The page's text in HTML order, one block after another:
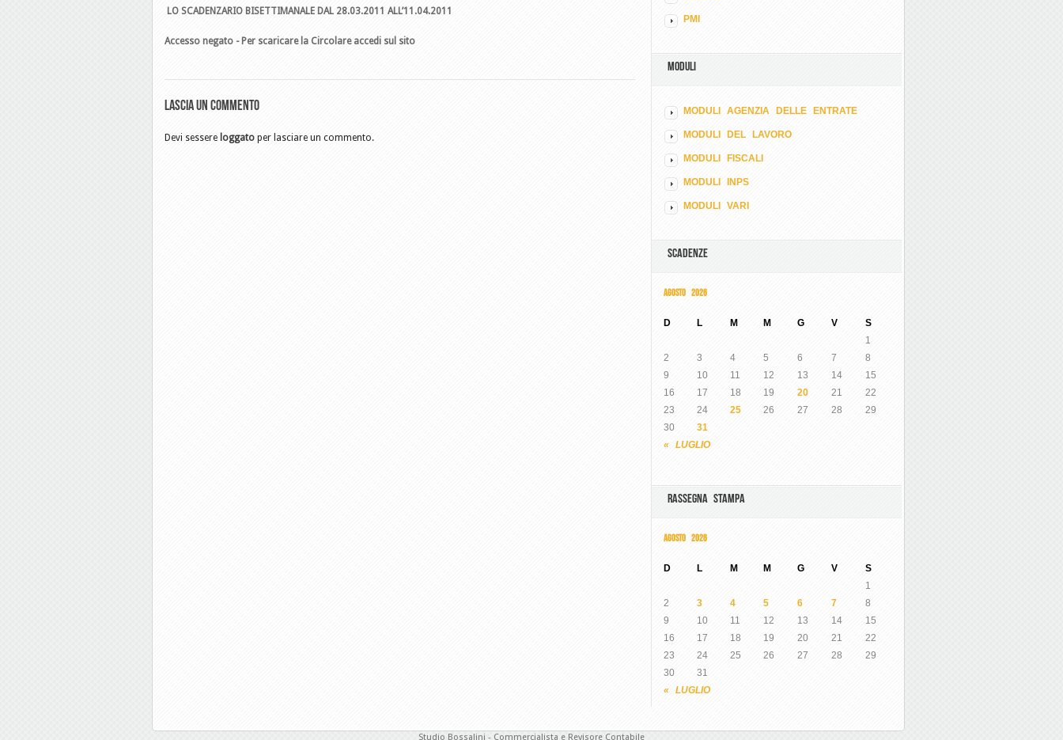
LO SCADENZARIO BISETTIMANALE DAL 28.03.2011 ALL’11.04.2011
Accesso negato - Per scaricare la Circolare accedi sul sito
Lascia un commento
Devi sessere loggato per lasciare un commento.
PMI
MODULI
MODULI AGENZIA DELLE ENTRATE
MODULI DEL LAVORO
MODULI FISCALI
MODULI INPS
MODULI VARI
SCADENZE
AGOSTO 2026
D L M M G V S
« LUGLIO
1
2
3 4 5 6 7
8
9
10 11 12 13 14
15
16
17 18 19 20 21
22
23
24 25 26 27 28
29
30
31
RASSEGNA STAMPA
AGOSTO 2026
D L M M G V S
« LUGLIO
1
2
3 4 5 6 7
8
9
10 11 12 13 14
15
16
17 18 19 20 21
22
23
24 25 26 27 28
29
30
31
Studio Bossalini - Commercialista e Revisore Contabile